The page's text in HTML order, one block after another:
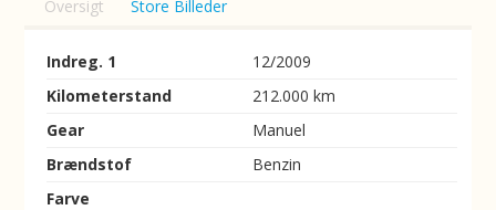
Oversigt Store Billeder
Indreg. 1
12/2009
Kilometerstand
212.000 km
Gear
Manuel
Brændstof
Benzin
Farve